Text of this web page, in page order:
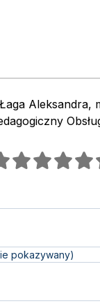
Łaga Aleksandra,
pokazywany)